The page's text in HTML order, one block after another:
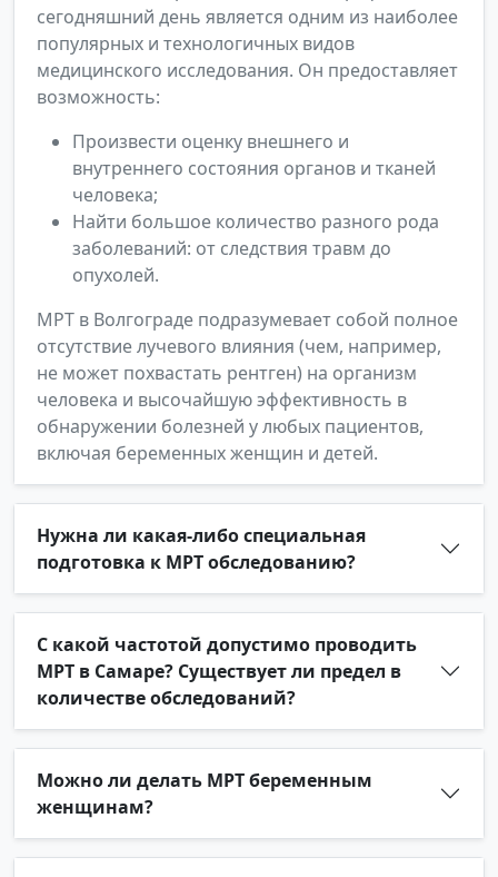
сегодняшний день является одним из наиболее
популярных и технологичных видов
медицинского исследования. Он предоставляет
возможность:
Произвести оценку внешнего и
внутреннего состояния органов и тканей
человека;
Найти большое количество разного рода
заболеваний: от следствия травм до
опухолей.
МРТ в Волгограде подразумевает собой полное
отсутствие лучевого влияния (чем, например,
не может похвастать рентген) на организм
человека и высочайшую эффективность в
обнаружении болезней у любых пациентов,
включая беременных женщин и детей.
Нужна ли какая-либо специальная
подготовка к МРТ обследованию?
С какой частотой допустимо проводить
МРТ в Самаре? Существует ли предел в
количестве обследований?
Можно ли делать МРТ беременным
женщинам?